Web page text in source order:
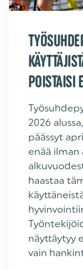
POISTAISI
2026
päässyt
enää ilman
haastaa
näyttäytyy
vain